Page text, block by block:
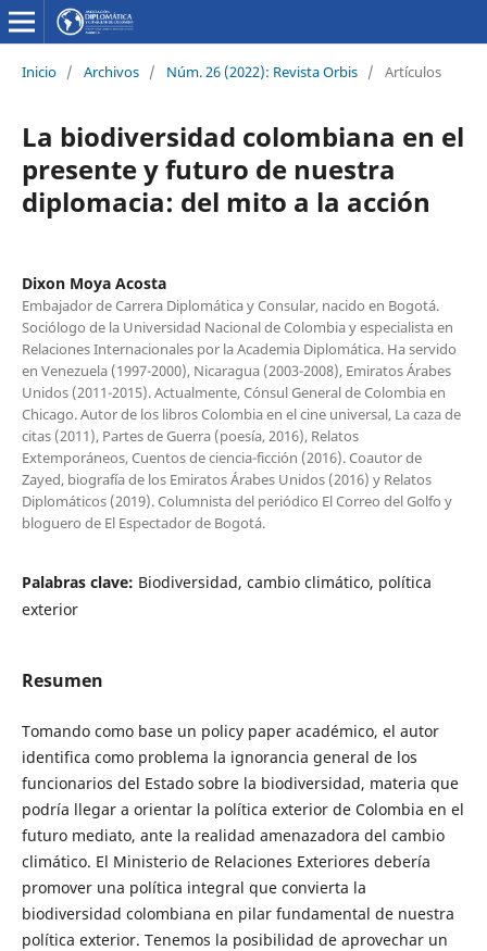
Inicio / Archivos / Núm. 26 (2022): Revista Orbis / Artículos
La biodiversidad colombiana en el
presente y futuro de nuestra
diplomacia: del mito a la acción
Dixon Moya Acosta
Embajador de Carrera Diplomática y Consular, nacido en Bogotá.
Sociólogo de la Universidad Nacional de Colombia y especialista en
Relaciones Internacionales por la Academia Diplomática. Ha servido
en Venezuela (1997-2000), Nicaragua (2003-2008), Emiratos Árabes
Unidos (2011-2015). Actualmente, Cónsul General de Colombia en
Chicago. Autor de los libros Colombia en el cine universal, La caza de
citas (2011), Partes de Guerra (poesía, 2016), Relatos
Extemporáneos, Cuentos de ciencia-ficción (2016). Coautor de
Zayed, biografía de los Emiratos Árabes Unidos (2016) y Relatos
Diplomáticos (2019). Columnista del periódico El Correo del Golfo y
bloguero de El Espectador de Bogotá.
Palabras clave: Biodiversidad, cambio climático, política
exterior
Resumen
Tomando como base un policy paper académico, el autor
identifica como problema la ignorancia general de los
funcionarios del Estado sobre la biodiversidad, materia que
podría llegar a orientar la política exterior de Colombia en el
futuro mediato, ante la realidad amenazadora del cambio
climático. El Ministerio de Relaciones Exteriores debería
promover una política integral que convierta la
biodiversidad colombiana en pilar fundamental de nuestra
política exterior. Tenemos la posibilidad de aprovechar un